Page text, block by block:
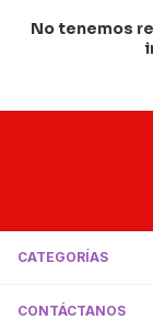
No tenemos
CATEGORÍAS
CONTÁCTANOS